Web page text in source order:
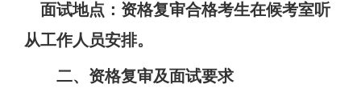
面试地点：资格复审合格考生在候考室听
从工作人员安排。
二、资格复审及面试要求